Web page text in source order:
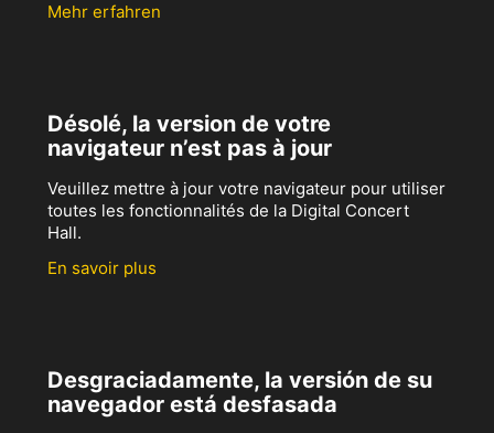
Mehr erfahren
Désolé, la version de votre
navigateur n’est pas à jour
Veuillez mettre à jour votre navigateur pour utiliser
toutes les fonctionnalités de la Digital Concert
Hall.
En savoir plus
Desgraciadamente, la versión de su
navegador está desfasada